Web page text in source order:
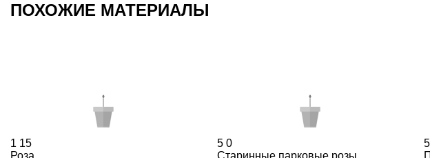
ПОХОЖИЕ МАТЕРИАЛЫ
1 15
Роза
5 0
Старинные парковые розы
5